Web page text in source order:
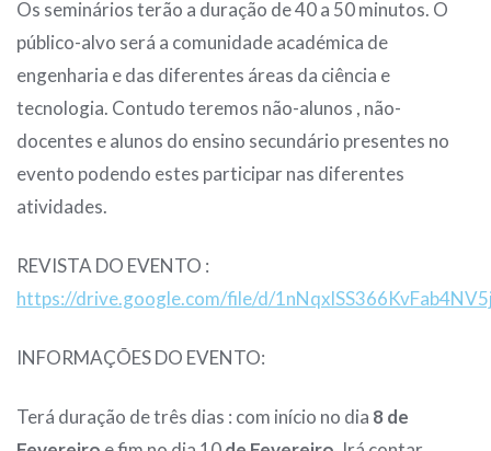
Os seminários terão a duração de 40 a 50 minutos. O
público-alvo será a comunidade académica de
engenharia e das diferentes áreas da ciência e
tecnologia. Contudo teremos não-alunos , não-
docentes e alunos do ensino secundário presentes no
evento podendo estes participar nas diferentes
atividades.
REVISTA DO EVENTO :
https://drive.google.com/file/d/
INFORMAÇÕES DO EVENTO:
Terá duração de três dias : com início no dia 8 de